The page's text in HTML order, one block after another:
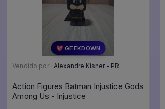
💖 GEEKDOWN
Vendido por: Alexandre Kisner - PR
Action Figures Batman Injustice Gods
Among Us - Injustice